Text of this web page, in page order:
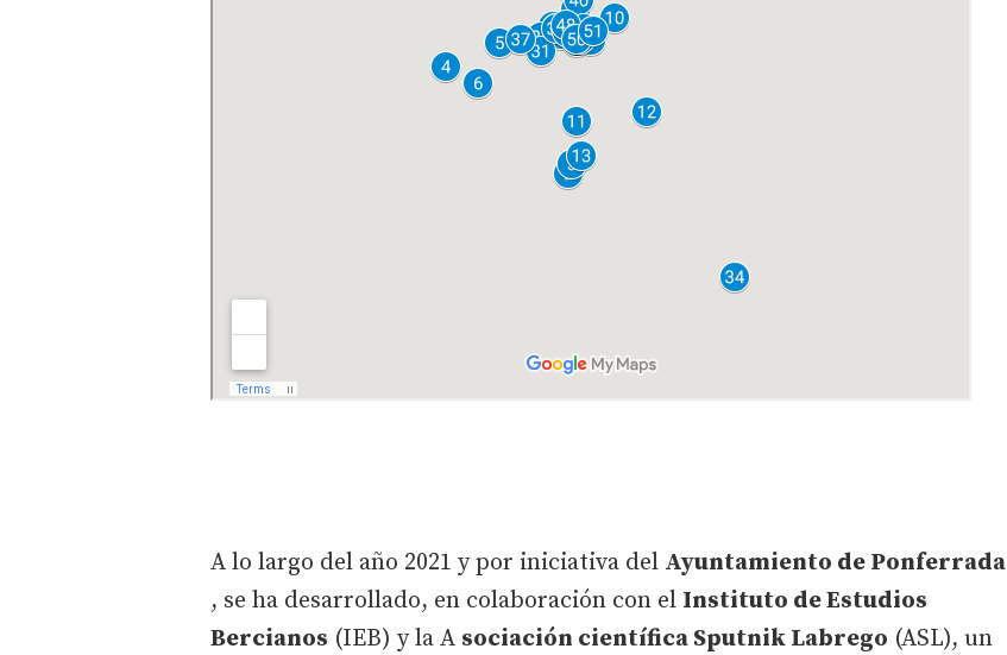
A lo largo del año 2021 y por iniciativa del Ayuntamiento de Ponferrada
, se ha desarrollado, en colaboración con el Instituto de Estudios
Bercianos (IEB) y la A sociación científica Sputnik Labrego (ASL), un